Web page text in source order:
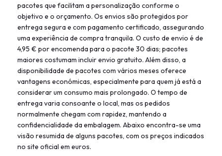
pacotes que facilitam a personalização conforme o
objetivo e o orçamento. Os envios são protegidos por
entrega segura e com pagamento certificado, assegurando
uma experiência de compra tranquila. O custo de envio é de
4,95 € por encomenda para o pacote 30 dias; pacotes
maiores costumam incluir envio gratuito. Além disso, a
disponibilidade de pacotes com vários meses oferece
vantagens económicas, especialmente para quem já está a
considerar um consumo mais prolongado. O tempo de
entrega varia consoante o local, mas os pedidos
normalmente chegam com rapidez, mantendo a
confidencialidade da embalagem. Abaixo encontra-se uma
visão resumida de alguns pacotes, com os preços indicados
no site oficial em euros.